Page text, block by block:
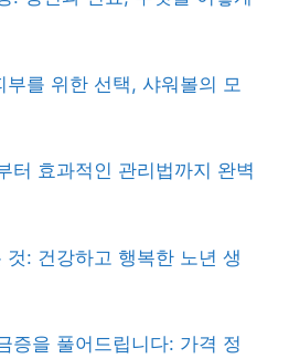
를 위한 선택, 샤워볼의 모
터 효과적인 관리법까지 완벽
것: 건강하고 행복한 노년 생
증을 풀어드립니다: 가격 정